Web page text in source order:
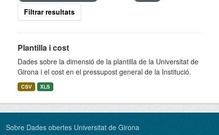
Filtrar resultats
Plantilla i cost
Dades sobre la dimensió de la plantilla de la Universitat de
Girona i el cost en el pressupost general de la Institució.
CSV XLS
Sobre Dades obertes Universitat de Girona